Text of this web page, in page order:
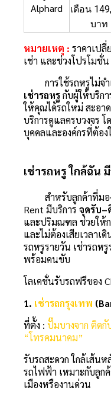
Alphard
เดือน
บาท
หมายเหตุ : ราคาเป
เช่า และช่วงโปรโมชั่น
การใช้รถหรูไม่จำเ
เช่ารถหรูกับผู้ให้บริก
ให้คุณได้รถใหม่ สะอา
บริการดูแลครบวงจร
บุคคลและองค์กรที่ต้อ
เช่ารถหรู ใกล้ฉัน
สำหรับลูกค้าที่มอง
Rent มีบริการ จุดรับ–
และปริมณฑล ช่วยให้ก
และไม่ต้องเสียเวลาเ
รถหรูรายวัน เช่ารถห
พร้อมคนขับ
โลเคชั่นรับรถฟรีของ
1. เช่ารถกรุงเทพ
ที่ตั้ง : ปั๊มบางจาก ติด
“โทรคมนาคม”
รับรถสะดวก ใกล้เส้น
รถไฟฟ้า เหมาะกับลูก
เมืองหรืองานด่วน